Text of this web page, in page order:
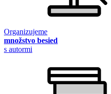
Organizujeme
množstvo besied
s autormi